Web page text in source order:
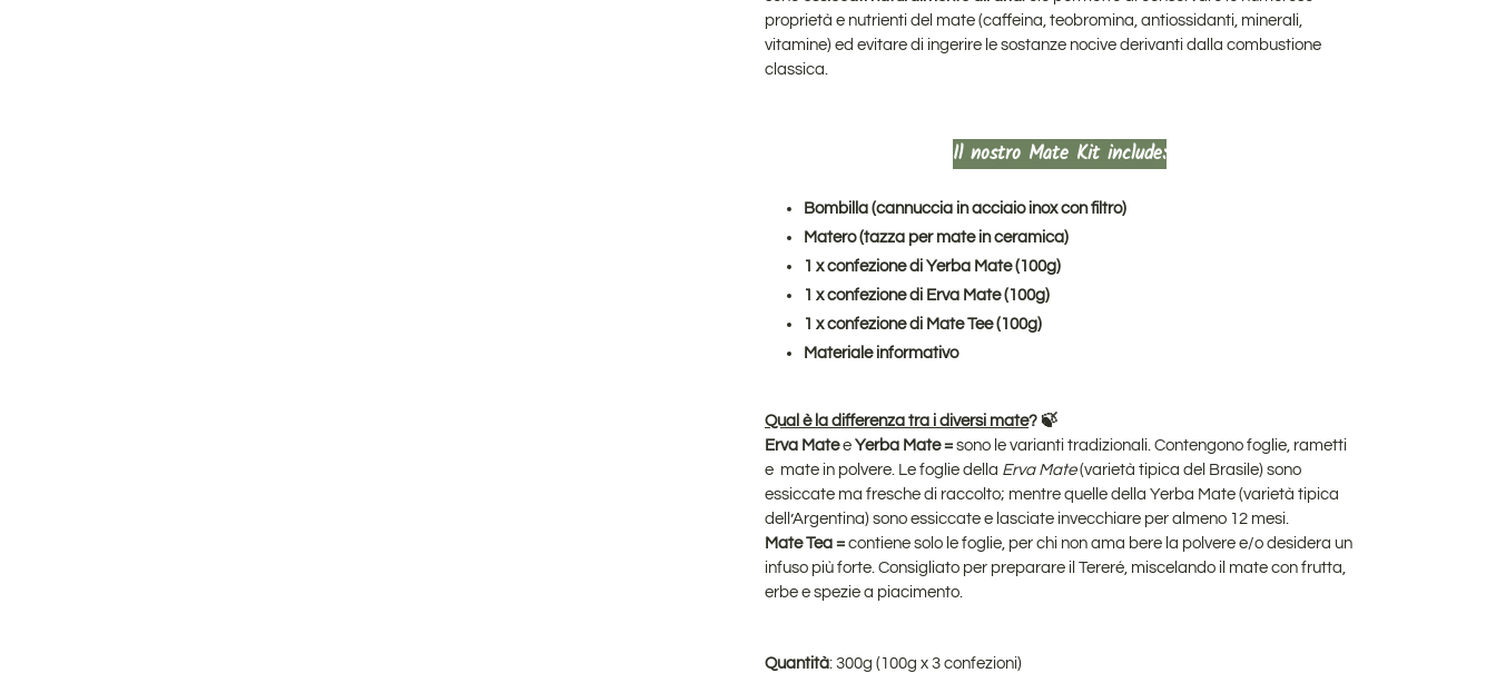
proprietà e nutrienti del mate (caffeina, teobromina, antiossidanti, minerali,
vitamine) ed evitare di ingerire le sostanze nocive derivanti dalla combustione
classica.
Il nostro Mate Kit include:
Bombilla (cannuccia in acciaio inox con filtro)
Matero (tazza per mate in ceramica)
1 x confezione di Yerba Mate (100g)
1 x confezione di Erva Mate (100g)
1 x confezione di Mate Tee (100g)
Materiale informativo
Qual è la differenza tra i diversi mate? 🍃
Erva Matee Yerba Mate = sono le varianti tradizionali. Contengono foglie, rametti
e mate in polvere. Le foglie della Erva Mate(varietà tipica del Brasile) sono
essiccate ma fresche di raccolto; mentre quelle della Yerba Mate (varietà tipica
dell’Argentina) sono essiccate e lasciate invecchiare per almeno 12 mesi.
Mate Tea = contiene solo le foglie, per chi non ama bere la polvere e/o desidera un
infuso più forte. Consigliato per preparare il Tereré, miscelando il mate con frutta,
erbe e spezie a piacimento.
Quantità: 300g (100g x 3 confezioni)